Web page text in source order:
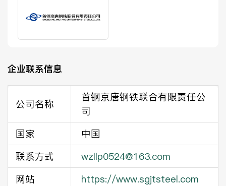
企业联系信息
公司名称
首钢京唐钢铁联合有限责任公
司
国家
中国
联系方式
wzllp0524@163.com
网站
https://www.sgjtsteel.com